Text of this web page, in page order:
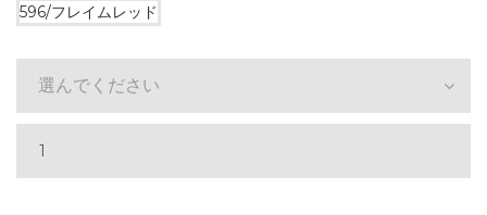
596/フレイムレッド
選んでください